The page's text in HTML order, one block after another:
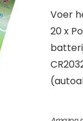
Voer
20 x